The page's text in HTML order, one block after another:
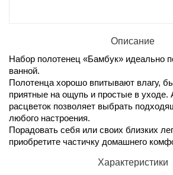
Описание
Набор полотенец «Бамбук» идеально
ванной.
Полотенца хорошо впитывают влагу,
приятные на ощупь и простые в уходе.
расцветок позволяет выбрать
любого настроения.
Порадовать себя или своих близких
приобретите частичку домашнего
Характеристики